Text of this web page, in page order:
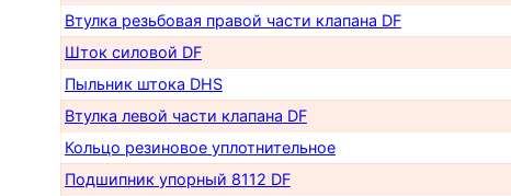
Втулка резьбовая правой части клапана DF
Шток силовой DF
Пыльник штока DHS
Втулка левой части клапана DF
Кольцо резиновое уплотнительное
Подшипник упорный 8112 DF